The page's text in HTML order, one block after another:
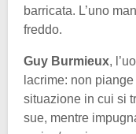
barricata. L’uno
freddo.
Guy Burmieux,
lacrime: non
situazione in cui si
sue, mentre